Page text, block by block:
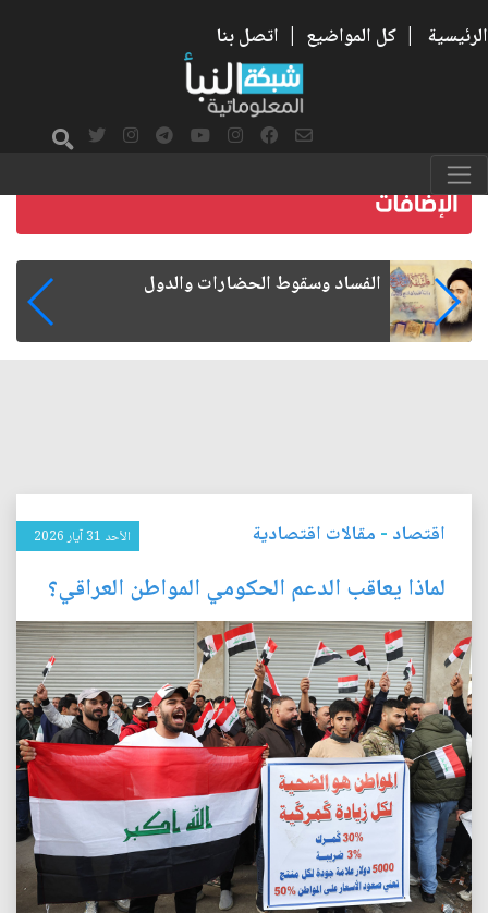
الرئيسية | كل المواضيع | اتصل بنا
رواتب الموظفين على صفيح ساخن
اقتصاد - مقالات اقتصادية الأحد 31 آيار 2026
لماذا يعاقب الدعم الحكومي المواطن العراقي؟